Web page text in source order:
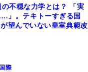
不穏な力学とは？ 「実
」。テキトーすぎる国
望んでいない皇室典範改
際